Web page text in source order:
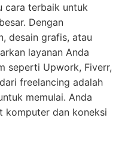
cara terbaik untuk
Dengan
desain grafis, atau
layanan Anda
seperti Upwork, Fiverr,
freelancing adalah
memulai. Anda
komputer dan koneksi